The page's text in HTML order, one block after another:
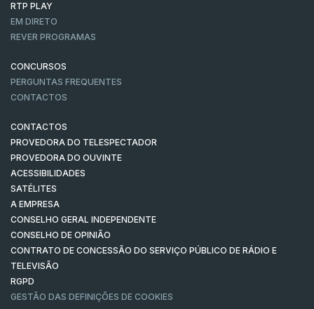
RTP PLAY
EM DIRETO
REVER PROGRAMAS
CONCURSOS
PERGUNTAS FREQUENTES
CONTACTOS
CONTACTOS
PROVEDORA DO TELESPECTADOR
PROVEDORA DO OUVINTE
ACESSIBILIDADES
SATÉLITES
A EMPRESA
CONSELHO GERAL INDEPENDENTE
CONSELHO DE OPINIÃO
CONTRATO DE CONCESSÃO DO SERVIÇO PÚBLICO DE RÁDIO E
TELEVISÃO
RGPD
GESTÃO DAS DEFINIÇÕES DE COOKIES